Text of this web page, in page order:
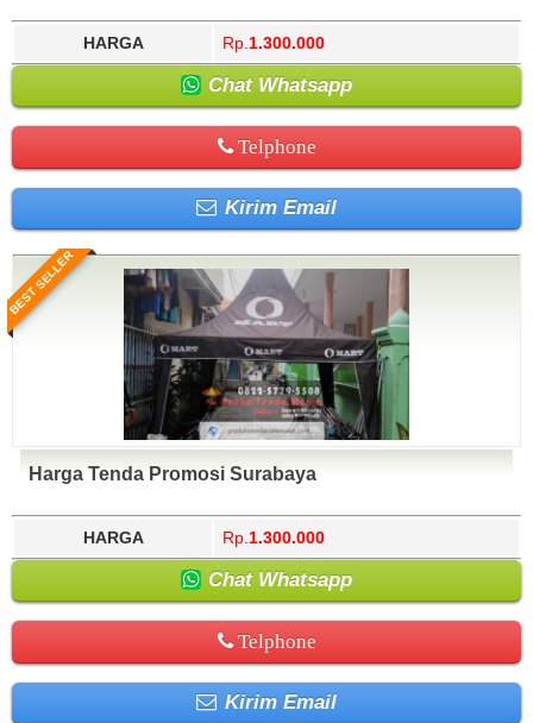
HARGA Rp. 1.300.000
Chat Whatsapp
Telphone
Kirim Email
BEST SELLER
Harga Tenda Promosi Surabaya
HARGA Rp. 1.300.000
Chat Whatsapp
Telphone
Kirim Email